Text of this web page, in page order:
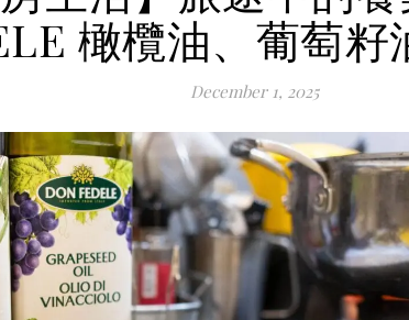
橄欖油、葡萄籽
December 1, 2025